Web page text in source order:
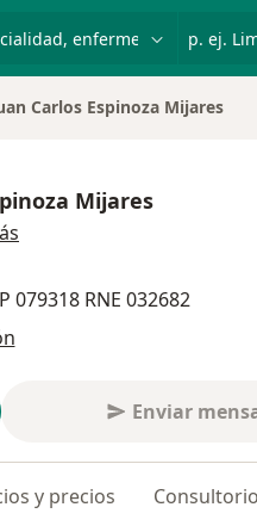
de ciudad
Carlos Espinoza Mijares
Mijares
079318 RNE 032682
Enviar
y precios